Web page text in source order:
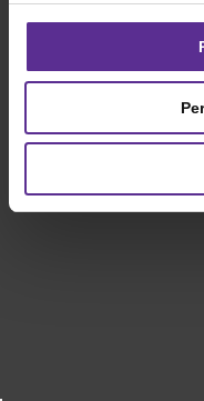
consimțământul
setările dvs. de
privind utilizarea